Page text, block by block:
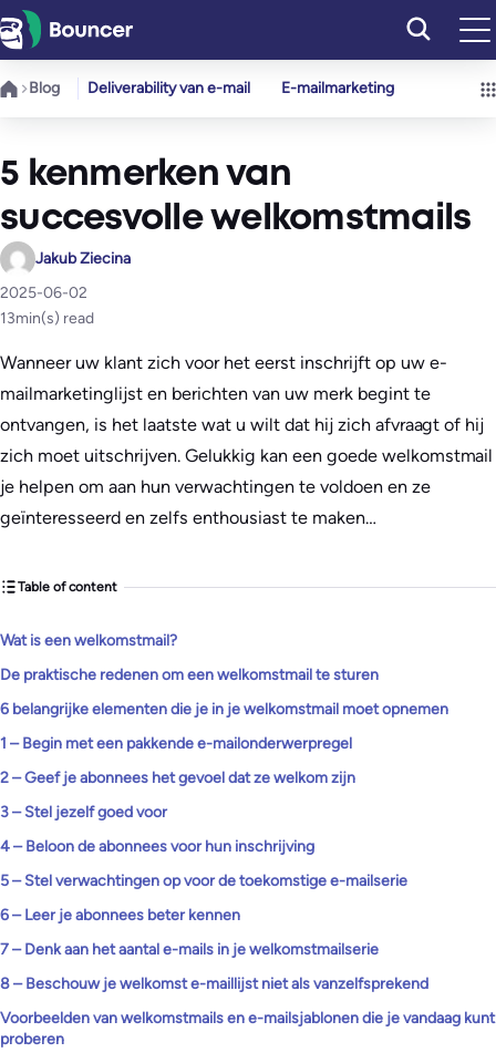
Ga
naar
de
Blog Deliverability van e-mail E-mailmarketing
5 kenmerken van
succesvolle welkomstmails
Jakub Ziecina
2025-06-02
13min(s) read
Wanneer uw klant zich voor het eerst inschrijft op uw e-
mailmarketinglijst en berichten van uw merk begint te
ontvangen, is het laatste wat u wilt dat hij zich afvraagt of hij
zich moet uitschrijven. Gelukkig kan een goede welkomstmail
je helpen om aan hun verwachtingen te voldoen en ze
geïnteresseerd en zelfs enthousiast te maken…
Table of content
Wat is een welkomstmail?
De praktische redenen om een welkomstmail te sturen
6 belangrijke elementen die je in je welkomstmail moet opnemen
1 – Begin met een pakkende e-mailonderwerpregel
2 – Geef je abonnees het gevoel dat ze welkom zijn
3 – Stel jezelf goed voor
4 – Beloon de abonnees voor hun inschrijving
5 – Stel verwachtingen op voor de toekomstige e-mailserie
6 – Leer je abonnees beter kennen
7 – Denk aan het aantal e-mails in je welkomstmailserie
8 – Beschouw je welkomst e-maillijst niet als vanzelfsprekend
Voorbeelden van welkomstmails en e-mailsjablonen die je vandaag kunt
proberen